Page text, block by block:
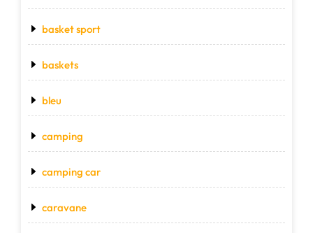
basket sport
baskets
bleu
camping
camping car
caravane